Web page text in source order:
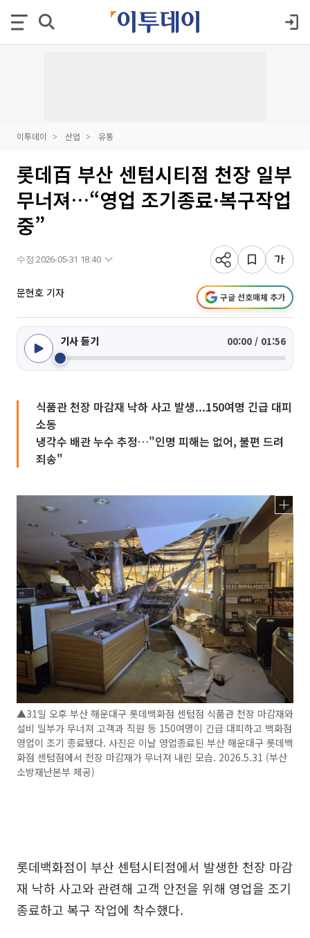
이투데이 산업 유통
롯데百 부산 센텀시티점 천장 일부
무너져…“영업 조기종료·복구작업
중”
수정 2026-05-31 18:40
문현호 기자 구글 선호매체 추가
기사 듣기 00:00 / 01:56
식품관 천장 마감재 낙하 사고 발생...150여명 긴급 대피
소동
냉각수 배관 누수 추정…"인명 피해는 없어, 불편 드려
죄송"
▲31일 오후 부산 해운대구 롯데백화점 센텀점 식품관 천장 마감재와
설비 일부가 무너져 고객과 직원 등 150여명이 긴급 대피하고 백화점
영업이 조기 종료됐다. 사진은 이날 영업종료된 부산 해운대구 롯데백
화점 센텀점에서 천장 마감재가 무너져 내린 모습. 2026.5.31 (부산
소방재난본부 제공)
롯데백화점이 부산 센텀시티점에서 발생한 천장 마감
재 낙하 사고와 관련해 고객 안전을 위해 영업을 조기
종료하고 복구 작업에 착수했다.